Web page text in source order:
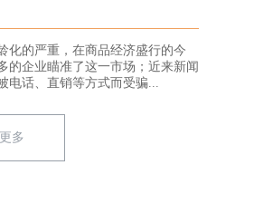
化的严重，在商品经济盛行的今
的企业瞄准了这一市场；近来新闻
电话、直销等方式而受骗...
多